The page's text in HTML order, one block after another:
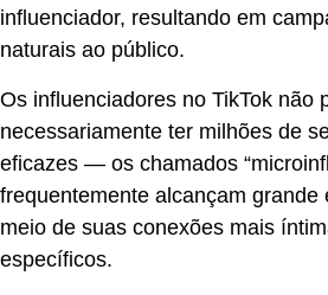
influenciador, resultando em
naturais ao público.
Os influenciadores no TikTok não
necessariamente ter milhões de
eficazes — os chamados
frequentemente alcançam grande
meio de suas conexões mais
específicos.